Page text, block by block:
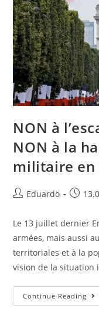
NON à
NON à la
militaire en
Eduardo
Le 13 juillet dernier
armées, mais aussi
territoriales et à la
vision de la situation
Continue Reading